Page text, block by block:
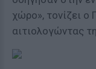
χώρο», τονίζει ο
αιτιολογώντας